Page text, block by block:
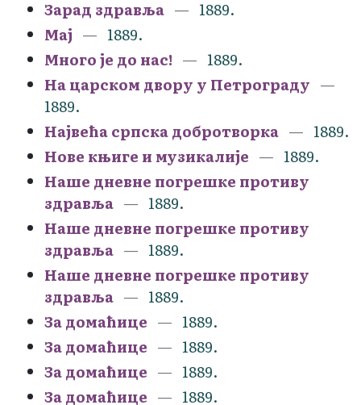
Зарад здравља
1889.
Мај
1889.
Много је до нас!
1889.
На царском двору у Петрограду
1889.
Највећа српска добротворка
1889.
Нове књиге и музикалије
1889.
Наше дневне погрешке противу
здравља
1889.
Наше дневне погрешке противу
здравља
1889.
Наше дневне погрешке противу
здравља
1889.
За домаћице
1889.
За домаћице
1889.
За домаћице
1889.
За домаћице
1889.